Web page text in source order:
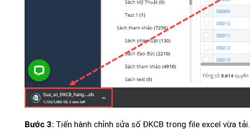
Bước 3: Tiến hành chỉnh sửa số ĐKCB trong file excel vừa tải.